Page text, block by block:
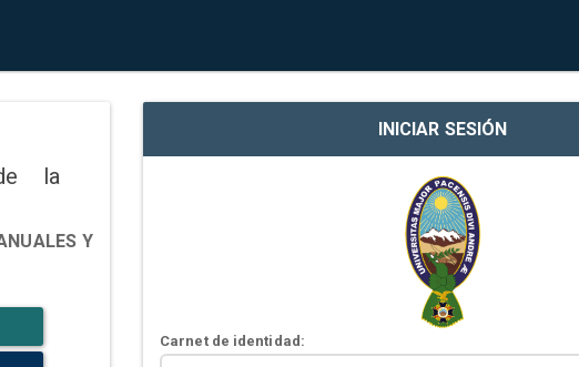
la
Y
INICIAR SESIÓN
Carnet de identidad: